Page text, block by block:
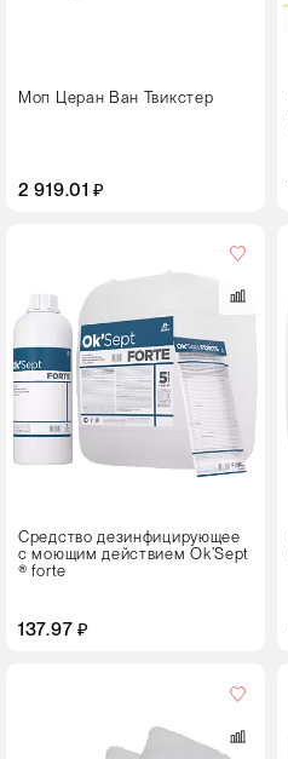
Моп Церан Ван Твикстер
2 919.01 ₽
Средство дезинфицирующее
с моющим действием Ok’Sept
® forte
137.97 ₽
5
Тип
упаковки
Флакон с триггером